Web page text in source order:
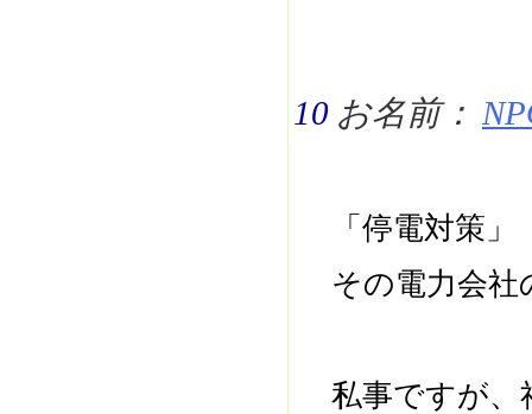
10 お名前：
「停電対策
その電力会
私事ですが、